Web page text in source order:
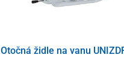
Otočná židle na vanu